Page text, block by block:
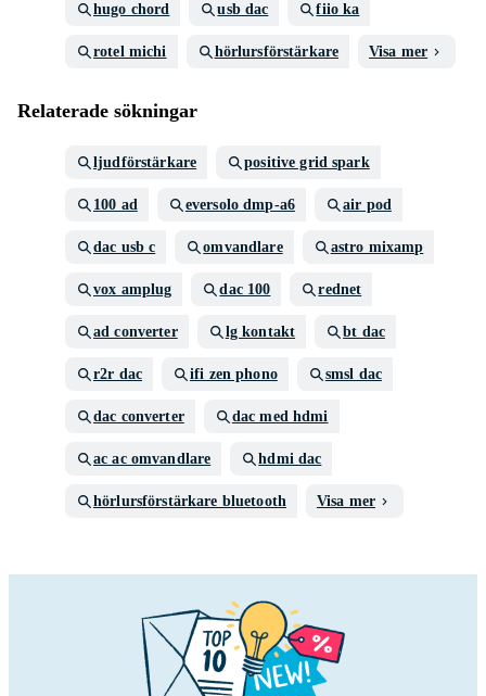
hugo chord usb dac fiio ka
rotel michi hörlursförstärkare Visa mer
Relaterade sökningar
ljudförstärkare positive grid spark
100 ad eversolo dmp-a6 air pod
dac usb c omvandlare astro mixamp
vox amplug dac 100 rednet
ad converter lg kontakt bt dac
r2r dac ifi zen phono smsl dac
dac converter dac med hdmi
ac ac omvandlare hdmi dac
hörlursförstärkare bluetooth Visa mer